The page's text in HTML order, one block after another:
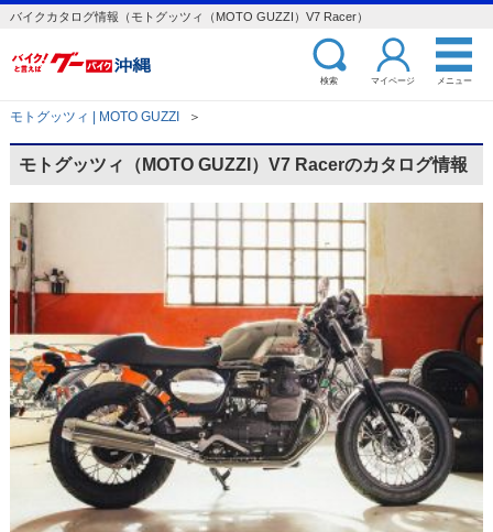
バイクカタログ情報（モトグッツィ（MOTO GUZZI）V7 Racer）
検索 マイページ メニュー
モトグッツィ | MOTO GUZZI ＞
モトグッツィ（MOTO GUZZI）V7 Racerのカタログ情報